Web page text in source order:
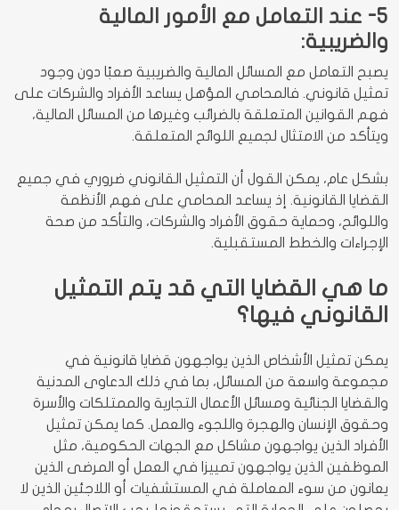
5- عند التعامل مع الأمور المالية
والضريبية:
يصبح التعامل مع المسائل المالية والضريبية صعبًا دون وجود
تمثيل قانوني. فالمحامي المؤهل يساعد الأفراد والشركات على
فهم القوانين المتعلقة بالضرائب وغيرها من المسائل المالية،
ويتأكد من الامتثال لجميع اللوائح المتعلقة.
بشكل عام، يمكن القول أن التمثيل القانوني ضروري في جميع
القضايا القانونية. إذ يساعد المحامي على فهم الأنظمة
واللوائح، وحماية حقوق الأفراد والشركات، والتأكد من صحة
الإجراءات والخطط المستقبلية.
ما هي القضايا التي قد يتم التمثيل
القانوني فيها؟
يمكن تمثيل الأشخاص الذين يواجهون قضايا قانونية في
مجموعة واسعة من المسائل، بما في ذلك الدعاوى المدنية
والقضايا الجنائية ومسائل الأعمال التجارية والممتلكات والأسرة
وحقوق الإنسان والهجرة واللجوء والعمل. كما يمكن تمثيل
الأفراد الذين يواجهون مشاكل مع الجهات الحكومية، مثل
الموظفين الذين يواجهون تمييزا في العمل أو المرضى الذين
يعانون من سوء المعاملة في المستشفيات أو اللاجئين الذين لا